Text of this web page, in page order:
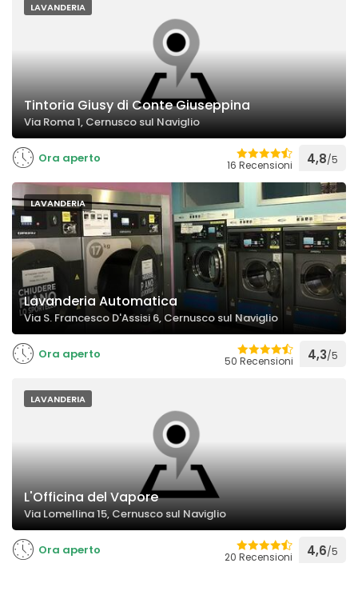
LAVANDERIA
Tintoria Giusy di Conte Giuseppina
Via Roma 1, Cernusco sul Naviglio
Ora aperto 16 Recensioni 4,8/5
LAVANDERIA
Lavanderia Automatica
Via S. Francesco D'Assisi 6, Cernusco sul Naviglio
Ora aperto 50 Recensioni 4,3/5
LAVANDERIA
L'Officina del Vapore
Via Lomellina 15, Cernusco sul Naviglio
Ora aperto 20 Recensioni 4,6/5